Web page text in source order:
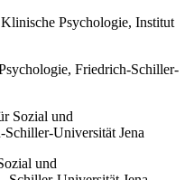
Psychologie, Institut
Friedrich-Schiller-
Sozial und
Schiller-Universität Jena
und